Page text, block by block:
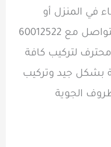
في المنزل أو
الشركة أو غيرها، لا تتردد في التواصل مع 60012522
لتركيب كافة
بشكل جيد وتركيب
الجوية